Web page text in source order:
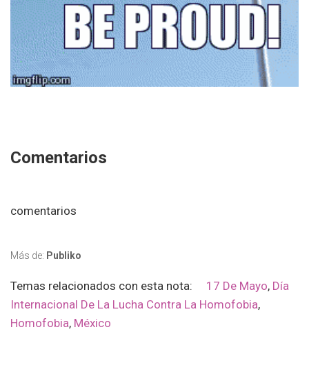
Comentarios
comentarios
Más de: Publiko
Temas relacionados con esta nota: 17 De Mayo, Día
Internacional De La Lucha Contra La Homofobia,
Homofobia, México